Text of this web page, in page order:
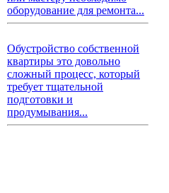
оборудование для ремонта...
Обустройство собственной
квартиры это довольно
сложный процесс, который
требует тщательной
подготовки и
продумывания...